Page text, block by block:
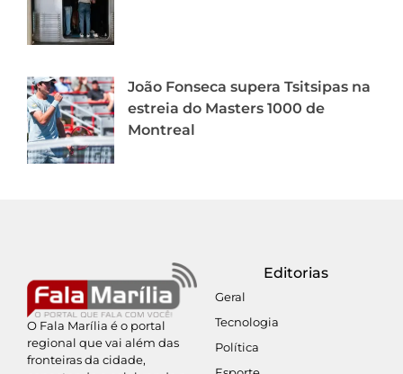
João Fonseca supera Tsitsipas na
estreia do Masters 1000 de
Montreal
O Fala Marília é o portal
regional que vai além das
fronteiras da cidade,
Editorias
Geral
Tecnologia
Política